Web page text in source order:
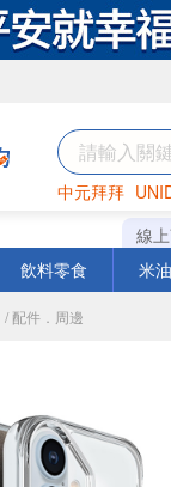
中元拜拜
罐頭
線
飲料零食 米
/ 配件．周邊